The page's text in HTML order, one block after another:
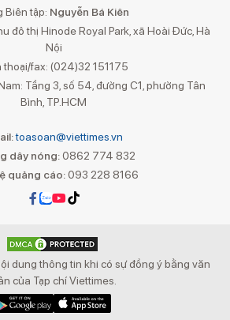
Biên tập: Nguyễn Bá Kiên
đô thị Hinode Royal Park, xã Hoài Đức, Hà
Nội
thoại/fax: (024)32 151175
Tầng 3, số 54, đường C1, phường Tân
Bình, TP.HCM
toasoan@viettimes.vn
dây nóng: 0862 774 832
quảng cáo:093 228 8166
dung thông tin khi có sự đồng ý bằng văn
của Tạp chí Viettimes.